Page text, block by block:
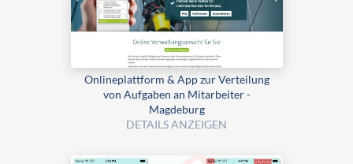
Onlineplattform & App zur Verteilung
von Aufgaben an Mitarbeiter -
Magdeburg
DETAILS ANZEIGEN